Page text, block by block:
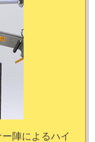
陣によるハイ